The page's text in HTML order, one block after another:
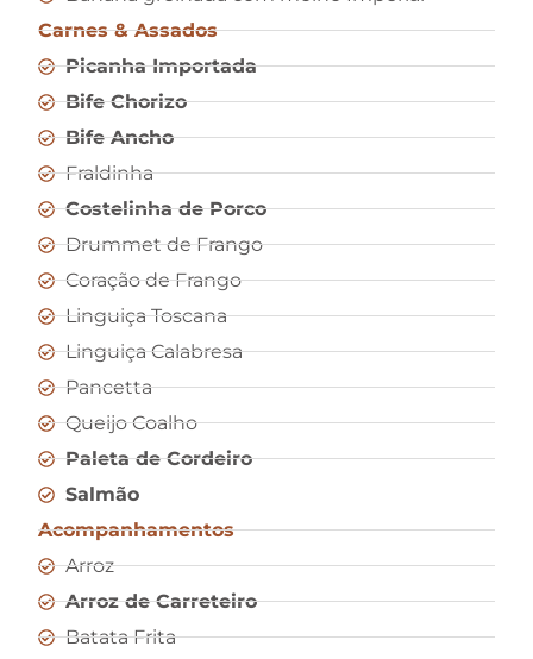
Carnes & Assados
Picanha Importada
Bife Chorizo
Bife Ancho
Fraldinha
Costelinha de Porco
Drummet de Frango
Coração de Frango
Linguiça Toscana
Linguiça Calabresa
Pancetta
Queijo Coalho
Paleta de Cordeiro
Salmão
Acompanhamentos
Arroz
Arroz de Carreteiro
Batata Frita